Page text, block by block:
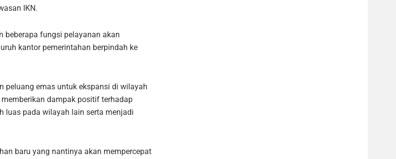
IKN.
beberapa fungsi pelayanan akan
kantor pemerintahan berpindah ke
peluang emas untuk ekspansi di wilayah
dampak positif terhadap
luas pada wilayah lain serta menjadi
baru yang nantinya akan mempercepat